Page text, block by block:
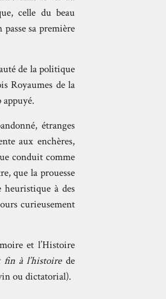
celle du beau
sa première
de la politique
Royaumes de la
étranges
aux enchères,
conduit comme
que la prouesse
à des
curieusement
et l’Histoire
à l’histoirede
ou dictatorial).